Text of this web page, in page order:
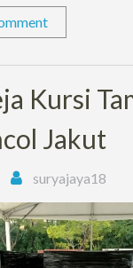
Kursi
Jakut
suryajaya18